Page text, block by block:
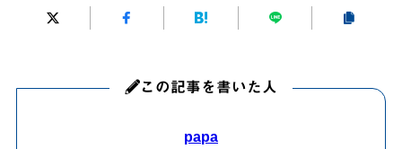
この記事を書いた人
papa